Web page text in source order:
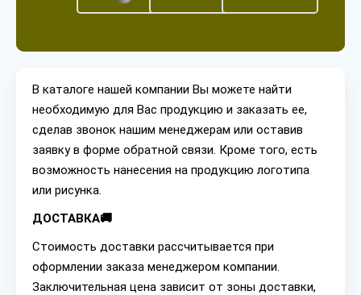
В каталоге нашей компании Вы можете найти
необходимую для Вас продукцию и заказать ее,
сделав звонок нашим менеджерам или оставив
заявку в форме обратной связи. Кроме того, есть
возможность нанесения на продукцию логотипа
или рисунка.
ДОСТАВКА🚚
Стоимость доставки рассчитывается при
оформлении заказа менеджером компании.
Заключительная цена зависит от зоны доставки,